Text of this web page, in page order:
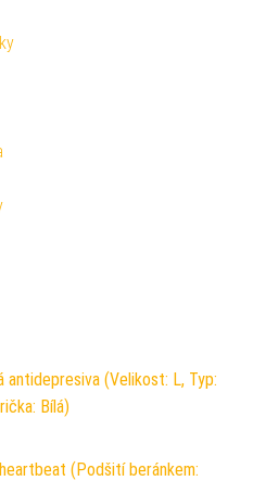
antidepresiva (Velikost: L, Typ:
Bílá)
(Podšití beránkem: